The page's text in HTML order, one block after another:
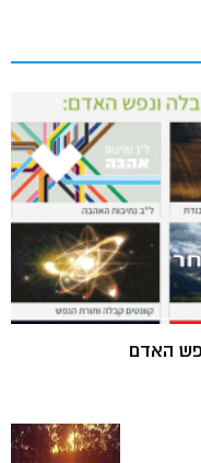
האדם